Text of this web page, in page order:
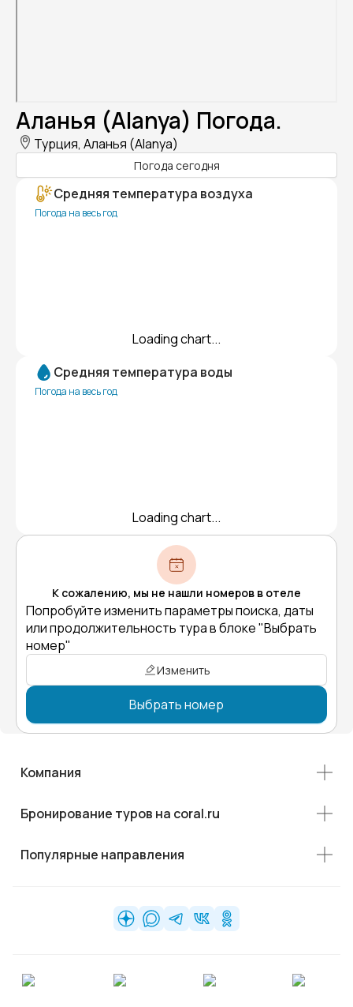
Аланья (Alanya) Погода.
Турция, Аланья (Alanya)
Погода сегодня
Средняя температура воздуха
Погода на весь год
Loading chart...
Средняя температура воды
Погода на весь год
Loading chart...
К сожалению, мы не нашли номеров в отеле
Попробуйте изменить параметры поиска, даты
или продолжительность тура в блоке "Выбрать
номер"
Изменить
Выбрать номер
Компания
Бронирование туров на coral.ru
Популярные направления